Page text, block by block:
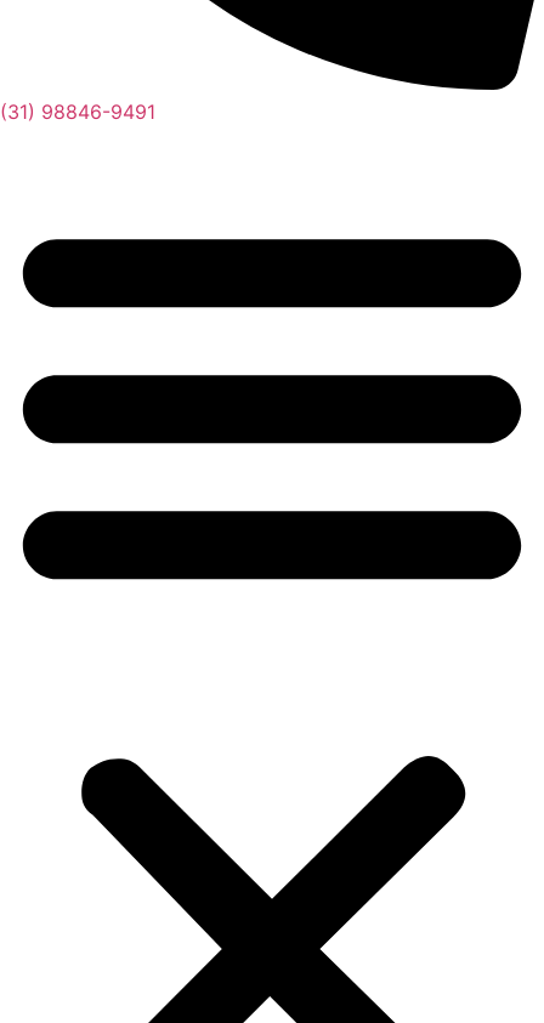
(31) 98846-9491